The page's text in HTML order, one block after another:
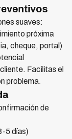
suaves:
próxima
cheque, portal)
Facilitas el
problema.
de
5 días)